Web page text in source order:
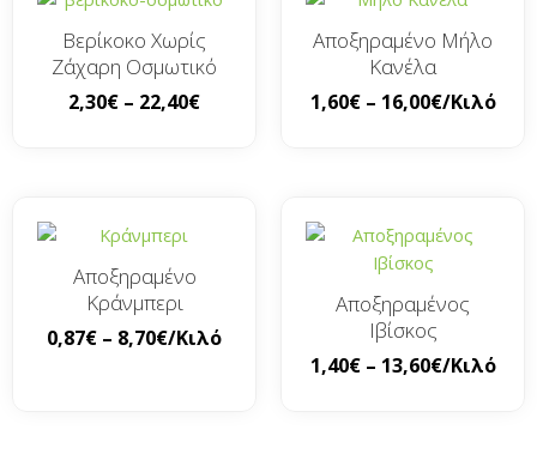
Βερίκοκο Χωρίς
Ζάχαρη Οσμωτικό
2,30€ – 22,40€
Αποξηραμένο Μήλο
Κανέλα
1,60€ – 16,00€/Κιλό
Αποξηραμένο
Κράνμπερι
0,87€ – 8,70€/Κιλό
Αποξηραμένος
Ιβίσκος
1,40€ – 13,60€/Κιλό